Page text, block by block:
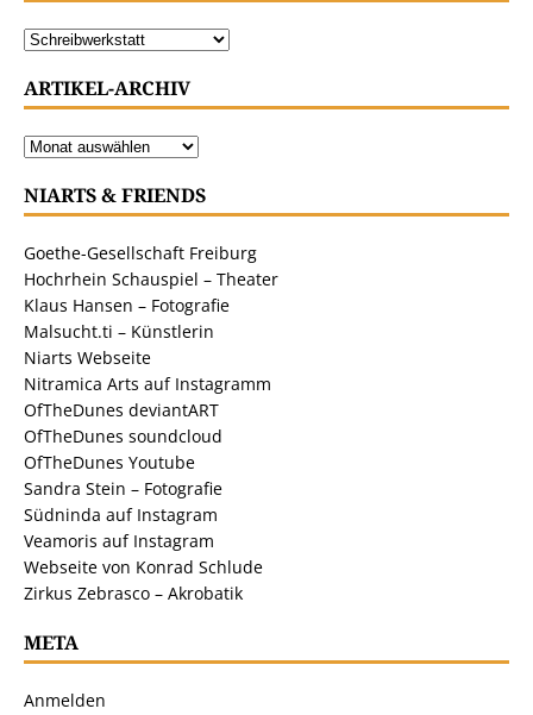
ARTIKEL-ARCHIV
NIARTS & FRIENDS
Goethe-Gesellschaft Freiburg
Hochrhein Schauspiel – Theater
Klaus Hansen – Fotografie
Malsucht.ti – Künstlerin
Niarts Webseite
Nitramica Arts auf Instagramm
OfTheDunes deviantART
OfTheDunes soundcloud
OfTheDunes Youtube
Sandra Stein – Fotografie
Südninda auf Instagram
Veamoris auf Instagram
Webseite von Konrad Schlude
Zirkus Zebrasco – Akrobatik
META
Anmelden